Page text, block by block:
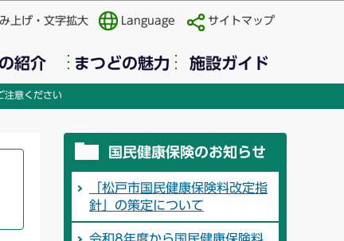
上げ・文字拡大 Language サイトマップ
紹介 まつどの魅力 施設ガイド
注意ください
国民健康保険のお知らせ
「松戸市国民健康保険料改定指
針」の策定について